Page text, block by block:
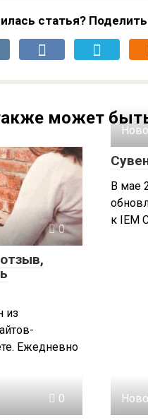
статья?
может быть
0
из
Ежедневно
В мае
к IEM
0